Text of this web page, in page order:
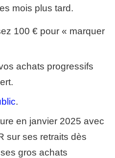
mois plus tard.
100 € pour « marquer
achats progressifs
.
en janvier 2025 avec
sur ses retraits dès
gros achats